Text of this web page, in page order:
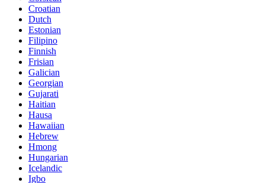
Croatian
Dutch
Estonian
Filipino
Finnish
Frisian
Galician
Georgian
Gujarati
Haitian
Hausa
Hawaiian
Hebrew
Hmong
Hungarian
Icelandic
Igbo